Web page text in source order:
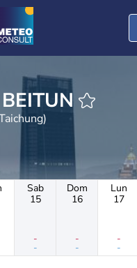
METEO BEITUN
Sab
15
-
-
Dom
16
-
-
Lun
17
-
-